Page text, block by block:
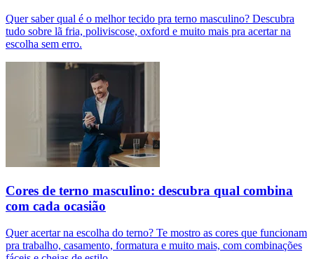
Quer saber qual é o melhor tecido pra terno masculino? Descubra
tudo sobre lã fria, poliviscose, oxford e muito mais pra acertar na
escolha sem erro.
Cores de terno masculino: descubra qual combina
com cada ocasião
Quer acertar na escolha do terno? Te mostro as cores que funcionam
pra trabalho, casamento, formatura e muito mais, com combinações